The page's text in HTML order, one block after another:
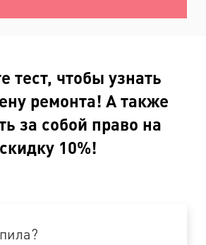
тест, чтобы узнать
ремонта! А также
за собой право на
скидку 10%!